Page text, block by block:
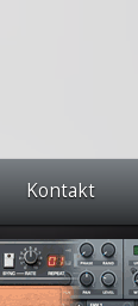
Kontakt